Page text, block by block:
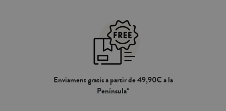
Enviament gratis a partir de 49,90€ a la
Península*